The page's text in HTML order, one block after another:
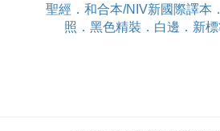
聖經．和合本/NIV新國際譯本
照．黑色精裝．白邊．新